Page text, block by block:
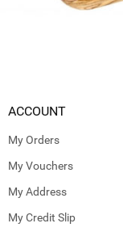
ACCOUNT
My Orders
My Vouchers
My Address
My Credit Slip